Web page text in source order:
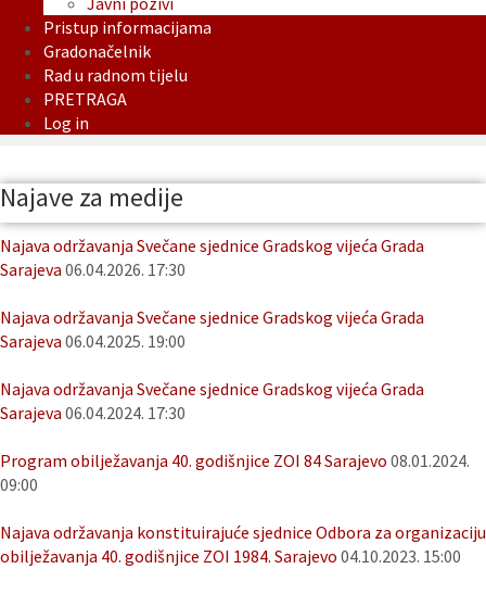
Pristup informacijama
Gradonačelnik
Rad u radnom tijelu
PRETRAGA
Log in
Najave za medije
Najava održavanja Svečane sjednice Gradskog vijeća Grada
Sarajeva 06.04.2026. 17:30
Najava održavanja Svečane sjednice Gradskog vijeća Grada
Sarajeva 06.04.2025. 19:00
Najava održavanja Svečane sjednice Gradskog vijeća Grada
Sarajeva 06.04.2024. 17:30
Program obilježavanja 40. godišnjice ZOI 84 Sarajevo 08.01.2024.
09:00
Najava održavanja konstituirajuće sjednice Odbora za organizaciju
obilježavanja 40. godišnjice ZOI 1984. Sarajevo 04.10.2023. 15:00